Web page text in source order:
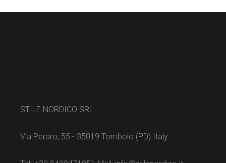
STILE NORDICO SRL
Via Peraro, 55 - 35019 Tombolo (PD) Italy